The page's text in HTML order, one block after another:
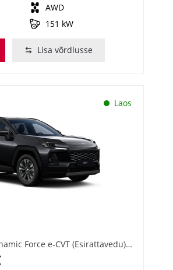
AWD
151 kW
Lisa võrdlusse
Laos
Active 2.5 Hybrid Dynamic Force e-CVT (Esirattavedu) (136 kW)